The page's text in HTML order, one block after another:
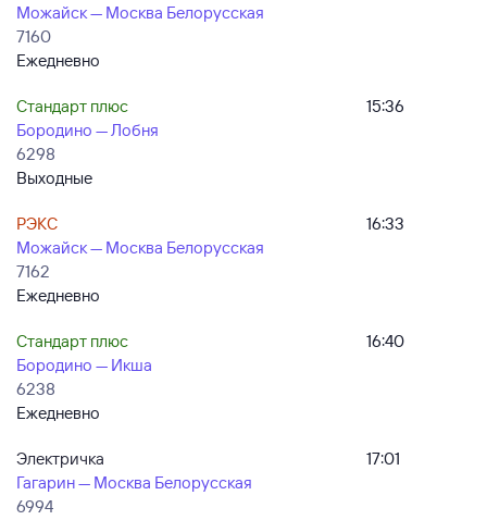
Можайск — Москва Белорусская
7160
Ежедневно
Стандарт плюс
Бородино — Лобня
6298
Выходные
15:36
РЭКС
Можайск — Москва Белорусская
7162
Ежедневно
16:33
Стандарт плюс
Бородино — Икша
6238
Ежедневно
16:40
Электричка
Гагарин — Москва Белорусская
6994
17:01